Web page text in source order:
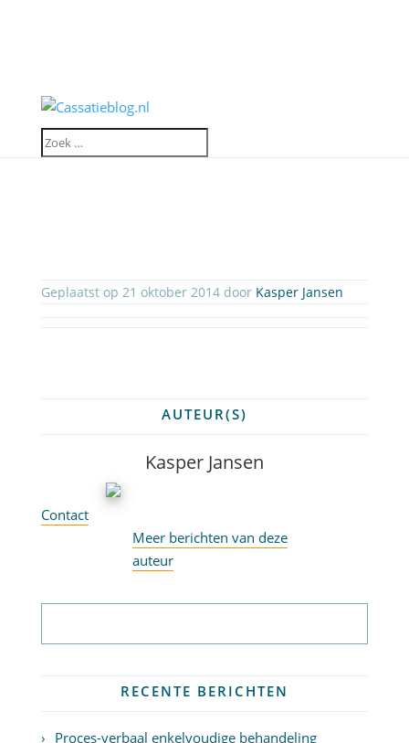
Geplaatst op 21 oktober 2014 door Kasper Jansen
AUTEUR(S)
Kasper Jansen
Contact
Meer berichten van deze
auteur
RECENTE BERICHTEN
Proces-verbaal enkelvoudige behandeling